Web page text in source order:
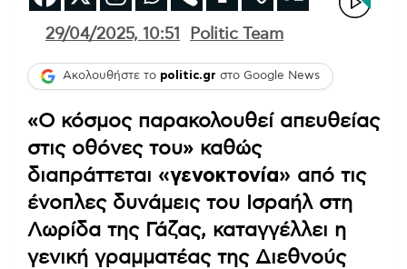
29/04/2025, 10:51 Politic Team
Ακολουθήστε το politic.gr στο Google News
«Ο κόσμος παρακολουθεί απευθείας
στις οθόνες του» καθώς
διαπράττεται «γενοκτονία» από τις
ένοπλες δυνάμεις του Ισραήλ στη
Λωρίδα της Γάζας, καταγγέλλει η
γενική γραμματέας της Διεθνούς